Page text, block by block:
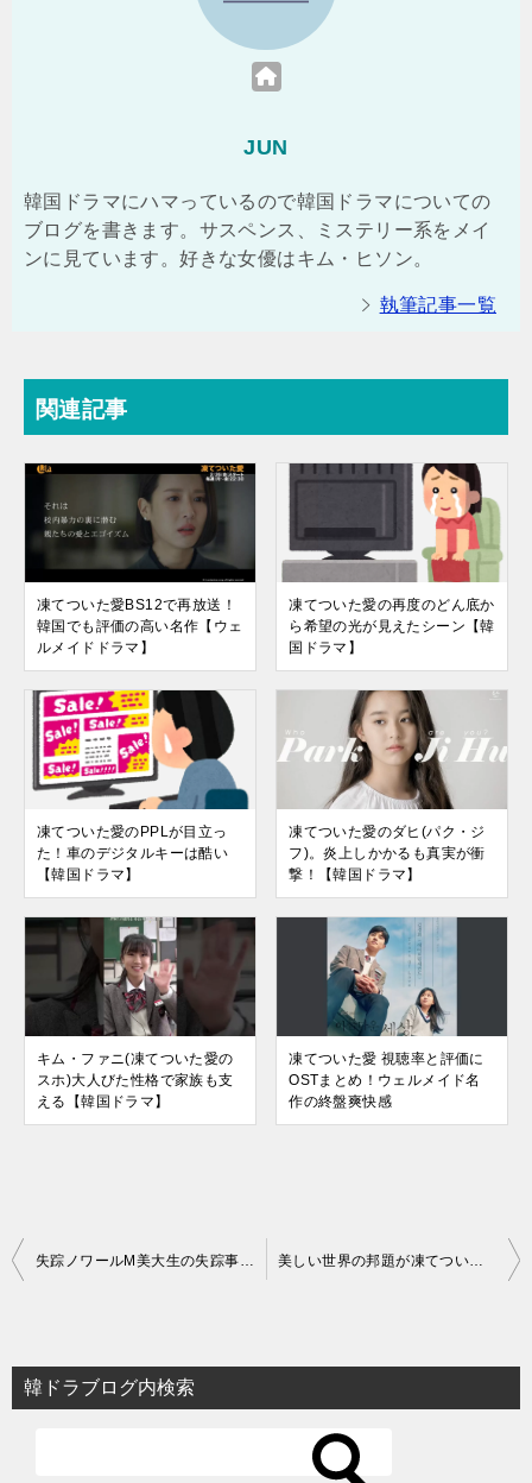
JUN
韓国ドラマにハマっているので韓国ドラマについての
ブログを書きます。サスペンス、ミステリー系をメイ
ンに見ています。好きな女優はキム・ヒソン。
執筆記事一覧
関連記事
凍てついた愛BS12で再放送！
韓国でも評価の高い名作【ウェ
ルメイドドラマ】
凍てついた愛の再度のどん底か
ら希望の光が見えたシーン【韓
国ドラマ】
凍てついた愛のPPLが目立っ
た！車のデジタルキーは酷い
【韓国ドラマ】
凍てついた愛のダヒ(パク・ジ
フ)。炎上しかかるも真実が衝
撃！【韓国ドラマ】
キム・ファニ(凍てついた愛の
スホ)大人びた性格で家族も支
える【韓国ドラマ】
凍てついた愛 視聴率と評価に
OSTまとめ！ウェルメイド名
作の終盤爽快感
投
ビ
ゲ
韓ドラブログ内検索